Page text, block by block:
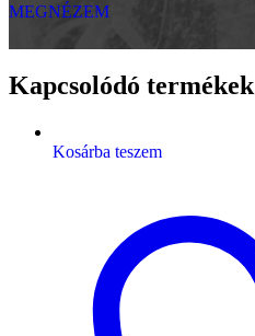
MEGNÉZEM
Kapcsolódó termékek
Kosárba teszem